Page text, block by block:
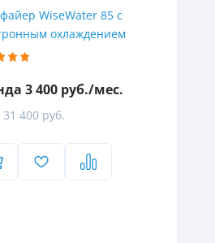
WiseWater 85 с
охлаждением
3 400 руб./мес.
400 руб.